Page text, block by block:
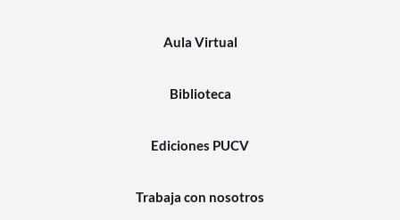
Aula Virtual
Biblioteca
Ediciones PUCV
Trabaja con nosotros